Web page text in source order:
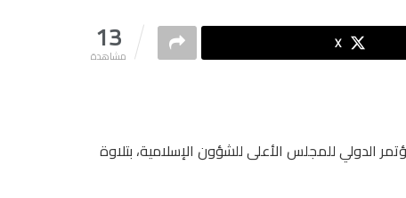
13
مشاهدة
X
الدولي للمجلس الأعلى للشؤون الإسلامية، بتلاوة